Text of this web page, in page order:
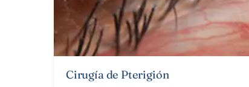
Cirugía de Pterigión